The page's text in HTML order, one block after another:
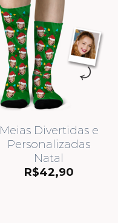
Meias Divertidas e
Personalizadas
Natal
R$42,90